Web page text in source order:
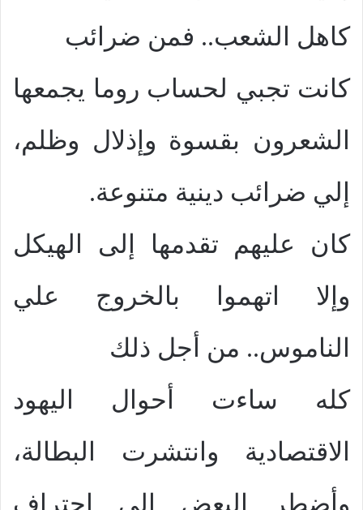
كاهل الشعب.. فمن ضرائب
كانت تجبي لحساب روما يجمعها
الشعرون بقسوة وإذلال وظلم،
إلي ضرائب دينية متنوعة.
كان عليهم تقدمها إلى الهيكل
وإلا اتهموا بالخروج علي
الناموس.. من أجل ذلك
كله ساءت أحوال اليهود
الاقتصادية وانتشرت البطالة،
وأضطر البعض إلى احتراف